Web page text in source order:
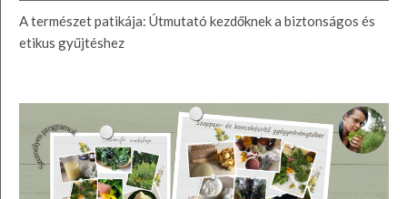
A természet patikája: Útmutató kezdőknek a biztonságos és
etikus gyűjtéshez